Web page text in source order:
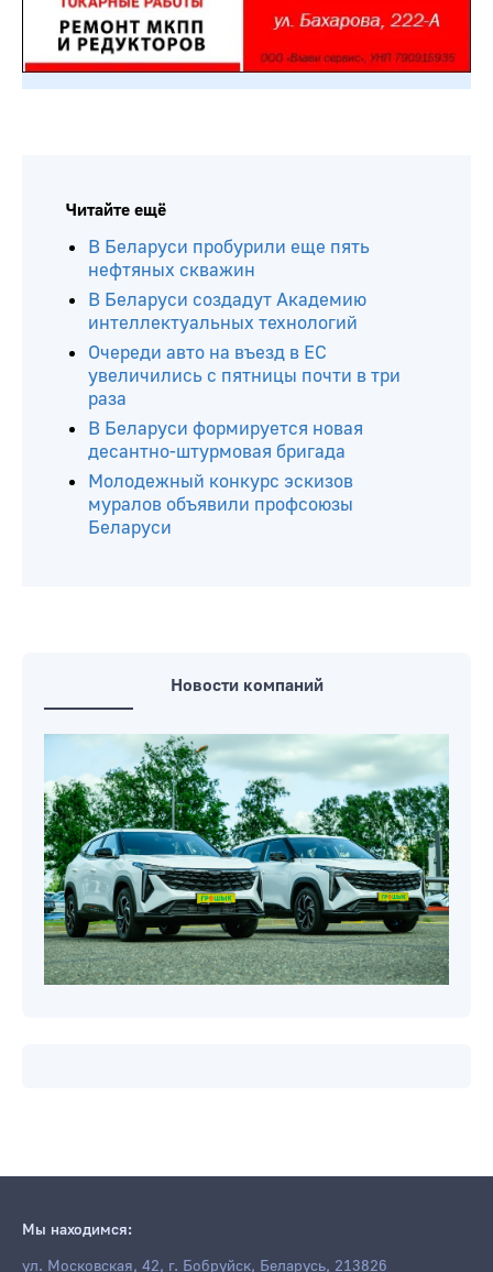
Читайте ещё
В Беларуси пробурили еще пять
нефтяных скважин
В Беларуси создадут Академию
интеллектуальных технологий
Очереди авто на въезд в ЕС
увеличились с пятницы почти в три
раза
В Беларуси формируется новая
десантно-штурмовая бригада
Молодежный конкурс эскизов
муралов объявили профсоюзы
Беларуси
Новости компаний
Мы находимся:
ул. Московская, 42, г. Бобруйск, Беларусь, 213826